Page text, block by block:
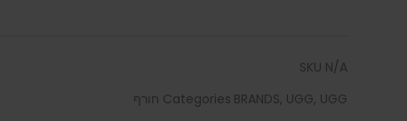
SKU N/A
Categories BRANDS, UGG, UGG חורף